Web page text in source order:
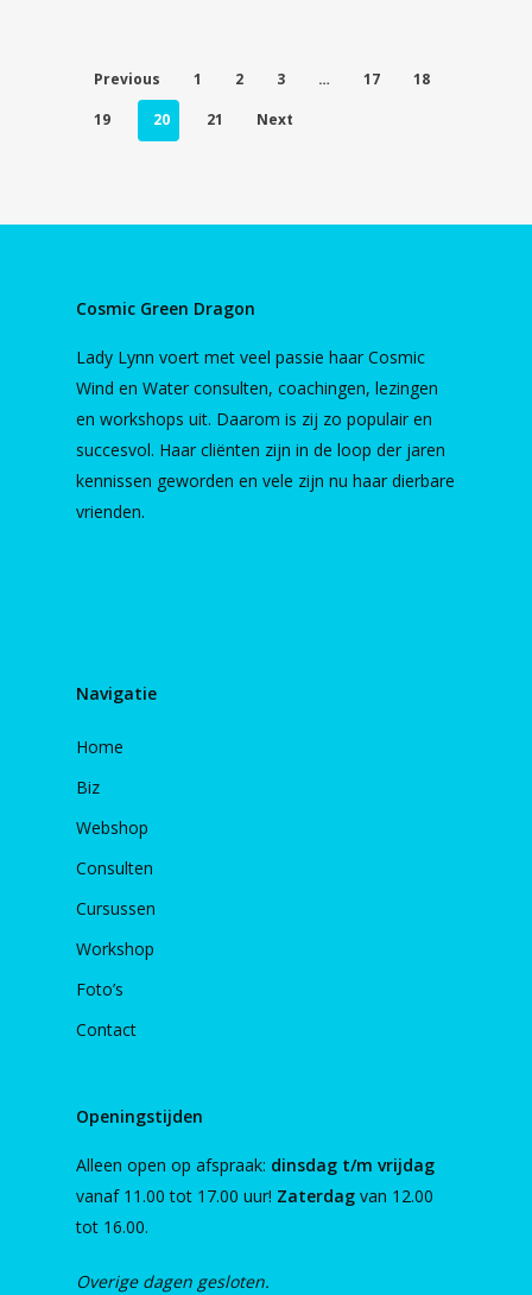
Previous 1 2 3 … 17
18
19
20 21 Next
Cosmic Green Dragon
Lady Lynn voert met veel passie haar Cosmic
Wind en Water consulten, coachingen, lezingen
en workshops uit. Daarom is zij zo populair en
succesvol. Haar cliënten zijn in de loop der jaren
kennissen geworden en vele zijn nu haar dierbare
vrienden.
Navigatie
Home
Biz
Webshop
Consulten
Cursussen
Workshop
Foto’s
Contact
Openingstijden
Alleen open op afspraak: dinsdag t/m vrijdag
vanaf 11.00 tot 17.00 uur! Zaterdag van 12.00
tot 16.00.
Overige dagen gesloten.